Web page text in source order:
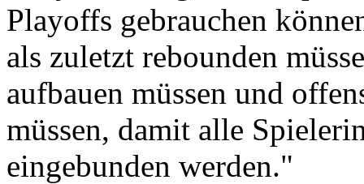
Playoffs gebrauchen
als zuletzt rebounden
aufbauen müssen und
müssen, damit alle
eingebunden werden."